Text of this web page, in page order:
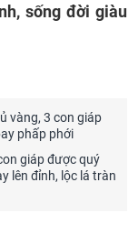
sống đời giàu
vàng, 3 con giáp
phấp phới
giáp được quý
lên đỉnh, lộc lá tràn